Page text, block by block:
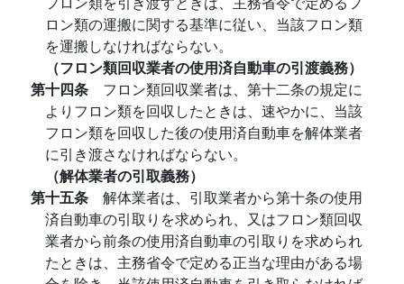
ロン類の運搬に関する基準に従い、当該フロン類
を運搬しなければならない。
（フロン類回収業者の使用済自動車の引渡義務）
第十四条 フロン類回収業者は、第十二条の規定に
よりフロン類を回収したときは、速やかに、当該
フロン類を回収した後の使用済自動車を解体業者
に引き渡さなければならない。
（解体業者の引取義務）
第十五条 解体業者は、引取業者から第十条の使用
済自動車の引取りを求められ、又はフロン類回収
業者から前条の使用済自動車の引取りを求められ
たときは、主務省令で定める正当な理由がある場